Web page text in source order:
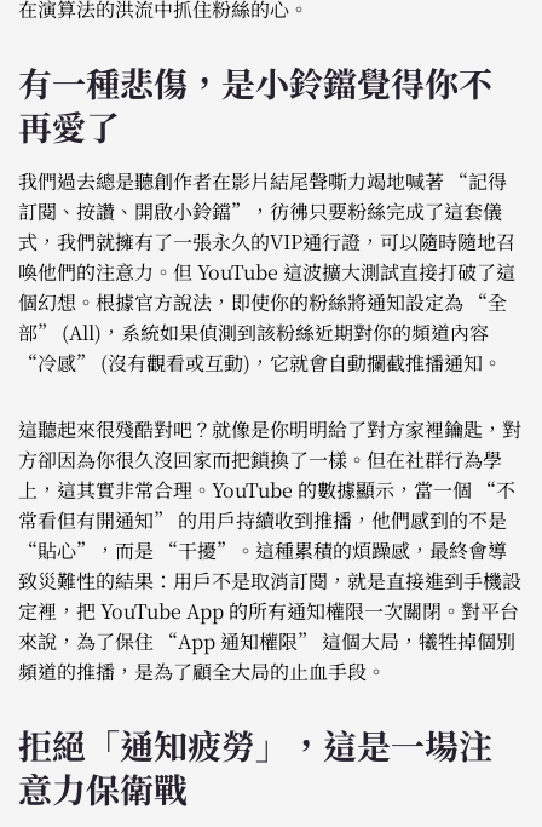
在演算法的洪流中抓住粉絲的心。
有一種悲傷，是小鈴鐺覺得你不
再愛了
我們過去總是聽創作者在影片結尾聲嘶力竭地喊著 “記得
訂閱、按讚、開啟小鈴鐺”，彷彿只要粉絲完成了這套儀
式，我們就擁有了一張永久的VIP通行證，可以隨時隨地召
喚他們的注意力。但 YouTube 這波擴大測試直接打破了這
個幻想。根據官方說法，即使你的粉絲將通知設定為 “全
部” (All)，系統如果偵測到該粉絲近期對你的頻道內容
“冷感” (沒有觀看或互動)，它就會自動攔截推播通知。
這聽起來很殘酷對吧？就像是你明明給了對方家裡鑰匙，對
方卻因為你很久沒回家而把鎖換了一樣。但在社群行為學
上，這其實非常合理。YouTube 的數據顯示，當一個 “不
常看但有開通知” 的用戶持續收到推播，他們感到的不是
“貼心”，而是 “干擾”。這種累積的煩躁感，最終會導
致災難性的結果：用戶不是取消訂閱，就是直接進到手機設
定裡，把 YouTube App 的所有通知權限一次關閉。對平台
來說，為了保住 “App 通知權限” 這個大局，犧牲掉個別
頻道的推播，是為了顧全大局的止血手段。
拒絕「通知疲勞」，這是一場注
意力保衛戰